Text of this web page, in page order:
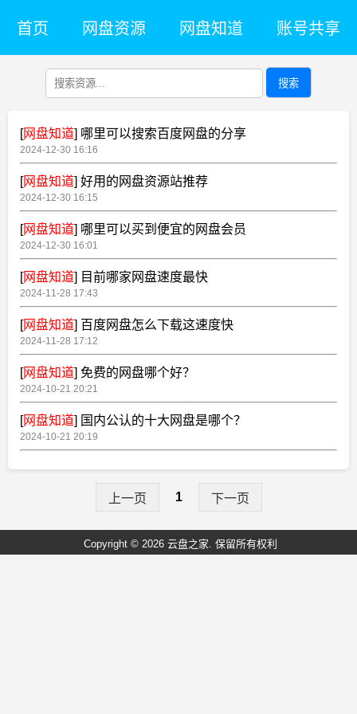
首页 网盘资源 网盘知道 账号共享
搜索
[网盘知道] 哪里可以搜索百度网盘的分享
2024-12-30 16:16
[网盘知道] 好用的网盘资源站推荐
2024-12-30 16:15
[网盘知道] 哪里可以买到便宜的网盘会员
2024-12-30 16:01
[网盘知道] 目前哪家网盘速度最快
2024-11-28 17:43
[网盘知道] 百度网盘怎么下载这速度快
2024-11-28 17:12
[网盘知道] 免费的网盘哪个好？
2024-10-21 20:21
[网盘知道] 国内公认的十大网盘是哪个？
2024-10-21 20:19
上一页 1 下一页
Copyright © 2026 云盘之家. 保留所有权利